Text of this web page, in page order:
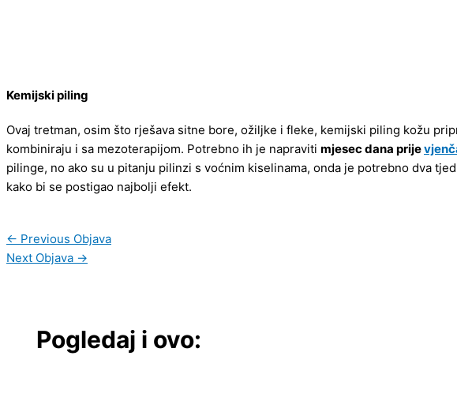
Kemijski piling
Ovaj tretman, osim što rješava sitne bore, ožiljke i fleke, kemijski piling kožu
kombiniraju i sa mezoterapijom. Potrebno ih je napraviti mjesec dana prije
pilinge, no ako su u pitanju pilinzi s voćnim kiselinama, onda je potrebno dva
kako bi se postigao najbolji efekt.
← Previous Objava
Next Objava →
Pogledaj i ovo: